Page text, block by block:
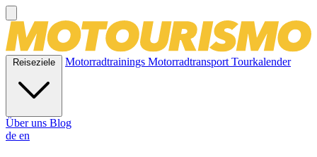
Reiseziele Motorradtrainings MotorradtransportTourkalender
Über uns Blog
de en